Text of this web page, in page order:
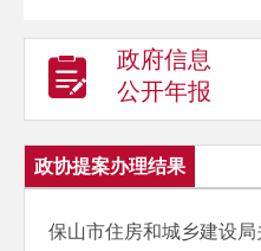
政府信息
公开年报
政协提案办理结果